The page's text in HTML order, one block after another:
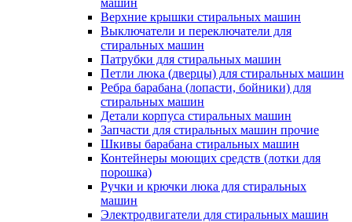
машин
Верхние крышки стиральных машин
Выключатели и переключатели для
стиральных машин
Патрубки для стиральных машин
Петли люка (дверцы) для стиральных машин
Ребра барабана (лопасти, бойники) для
стиральных машин
Детали корпуса стиральных машин
Запчасти для стиральных машин прочие
Шкивы барабана стиральных машин
Контейнеры моющих средств (лотки для
порошка)
Ручки и крючки люка для стиральных
машин
Электродвигатели для стиральных машин